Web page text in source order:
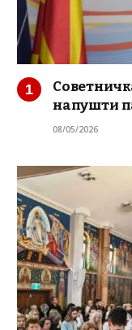
напушти
08/05/2026